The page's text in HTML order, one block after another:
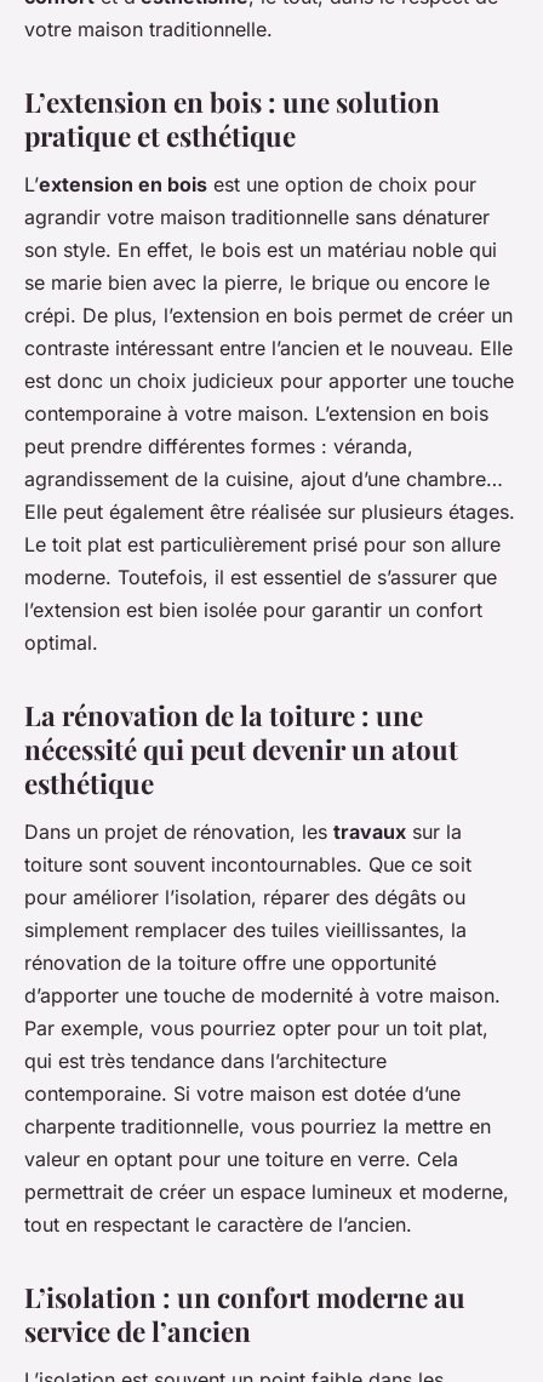
votre maison traditionnelle.
L’extension en bois : une solution
pratique et esthétique
L’extension en bois est une option de choix pour
agrandir votre maison traditionnelle sans dénaturer
son style. En effet, le bois est un matériau noble qui
se marie bien avec la pierre, le brique ou encore le
crépi. De plus, l’extension en bois permet de créer un
contraste intéressant entre l’ancien et le nouveau. Elle
est donc un choix judicieux pour apporter une touche
contemporaine à votre maison. L’extension en bois
peut prendre différentes formes : véranda,
agrandissement de la cuisine, ajout d’une chambre…
Elle peut également être réalisée sur plusieurs étages.
Le toit plat est particulièrement prisé pour son allure
moderne. Toutefois, il est essentiel de s’assurer que
l’extension est bien isolée pour garantir un confort
optimal.
La rénovation de la toiture : une
nécessité qui peut devenir un atout
esthétique
Dans un projet de rénovation, les travaux sur la
toiture sont souvent incontournables. Que ce soit
pour améliorer l’isolation, réparer des dégâts ou
simplement remplacer des tuiles vieillissantes, la
rénovation de la toiture offre une opportunité
d’apporter une touche de modernité à votre maison.
Par exemple, vous pourriez opter pour un toit plat,
qui est très tendance dans l’architecture
contemporaine. Si votre maison est dotée d’une
charpente traditionnelle, vous pourriez la mettre en
valeur en optant pour une toiture en verre. Cela
permettrait de créer un espace lumineux et moderne,
tout en respectant le caractère de l’ancien.
L’isolation : un confort moderne au
service de l’ancien